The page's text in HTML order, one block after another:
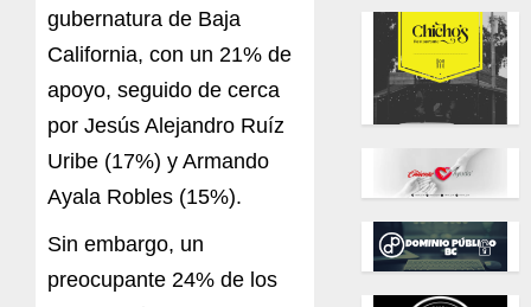
gubernatura de Baja
California, con un 21% de
apoyo, seguido de cerca
por Jesús Alejandro Ruíz
Uribe (17%) y Armando
Ayala Robles (15%).
Sin embargo, un
preocupante 24% de los